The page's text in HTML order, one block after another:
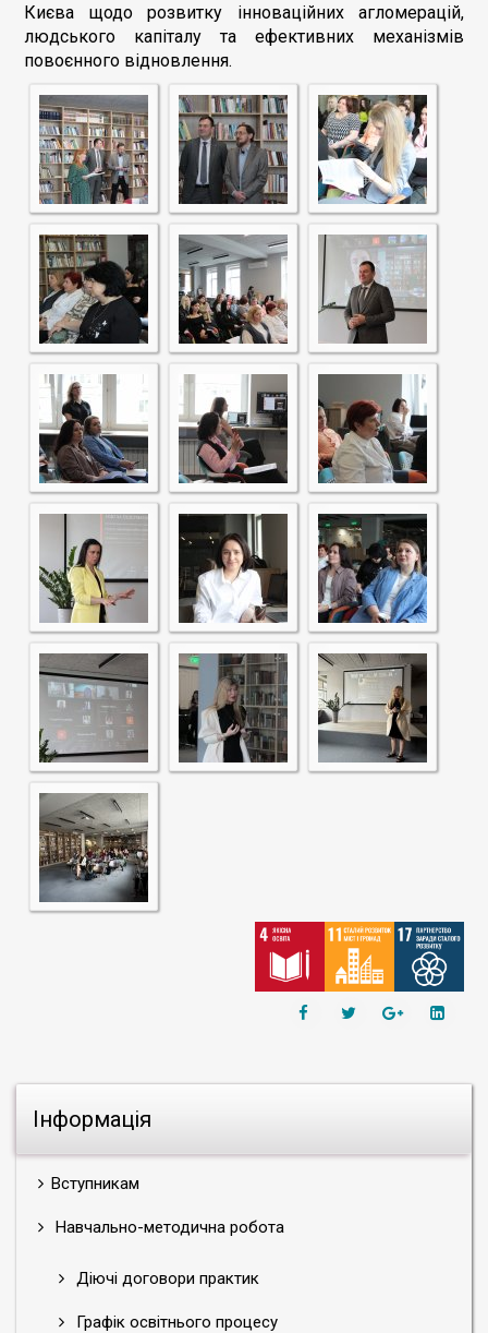
Інформація
Вступникам
Навчально-методична робота
Діючі договори практик
Графік освітнього процесу
Києва щодо розвитку інноваційних агломерацій,
людського капіталу та ефективних механізмів
повоєнного відновлення.